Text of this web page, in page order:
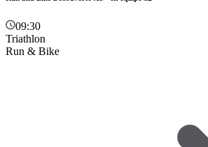
09:30
Triathlon
Run & Bike